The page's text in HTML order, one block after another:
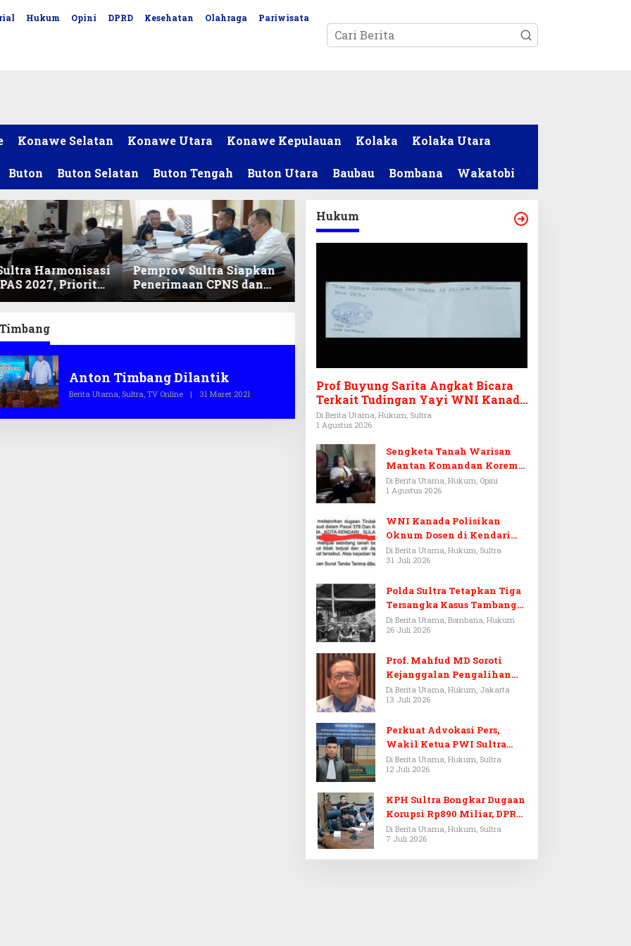
Hukum Opini DPRD Kesehatan Olahraga Pariwisata
Konawe Selatan Konawe Utara Konawe Kepulauan Kolaka Kolaka Utara
Buton Buton Selatan Buton Tengah Buton Utara Baubau Bombana Wakatobi
Harmonisasi
2027, Prioritas
Kebudayaan,
Pemprov Sultra Siapkan
Penerimaan CPNS dan
PPPK 2027, DPRD Sultra
Anton Timbang Dilantik
Berita Utama, Sultra, TV Online | 31 Maret 2021
Hukum
Prof Buyung Sarita Angkat Bicara
Terkait Tudingan Yayi WNI Kanada
Ditagih Utang Rp3,6 Miliar
Di Berita Utama, Hukum, Sultra
1 Agustus 2026
Sengketa Tanah Warisan
Mantan Komandan Korem
143/HO, Ketika Warisan
Menjadi Arena Pemerasan
Di Berita Utama, Hukum, Opini
1 Agustus 2026
WNI Kanada Polisikan
Oknum Dosen di Kendari
Terkait Aset Puluhan Miliar
Di Berita Utama, Hukum, Sultra
31 Juli 2026
Polda Sultra Tetapkan Tiga
Tersangka Kasus Tambang
Emas Ilegal di Bombana
Di Berita Utama, Bombana, Hukum
26 Juli 2026
Prof. Mahfud MD Soroti
Kejanggalan Pengalihan
Penyelidikan Tersangka
Febrie Adriansyah
Di Berita Utama, Hukum, Jakarta
13 Juli 2026
Perkuat Advokasi Pers,
Wakil Ketua PWI Sultra
Resmi Dilantik Menjadi
Advokat PERADI
Di Berita Utama, Hukum, Sultra
12 Juli 2026
KPH Sultra Bongkar Dugaan
Korupsi Rp890 Miliar, DPRD
Sultra Gelar RDP
Di Berita Utama, Hukum, Sultra
7 Juli 2026